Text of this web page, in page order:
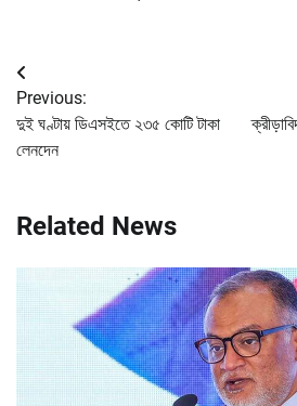
Post
navigation
Previous:
দুই ঘণ্টায় ডিএসইতে ২৩৫ কোটি টাকা
লেনদেন
Related News